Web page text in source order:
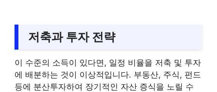
저축과 투자 전략
이 수준의 소득이 있다면, 일정 비율을 저축 및 투자
에 배분하는 것이 이상적입니다. 부동산, 주식, 펀드
등에 분산투자하여 장기적인 자산 증식을 노릴 수